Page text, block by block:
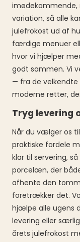
imødekommende,
variation, så alle
julefrokost ud af
færdige menuer
hvor vi hjælper
godt sammen. Vi
— fra de velkendte
moderne retter,
Tryg levering
Når du vælger os
praktiske fordele
klar til servering,
porcelæn, der
afhente den
foretrækker det.
hjælpe alle ugens
levering eller
årets julefrokost